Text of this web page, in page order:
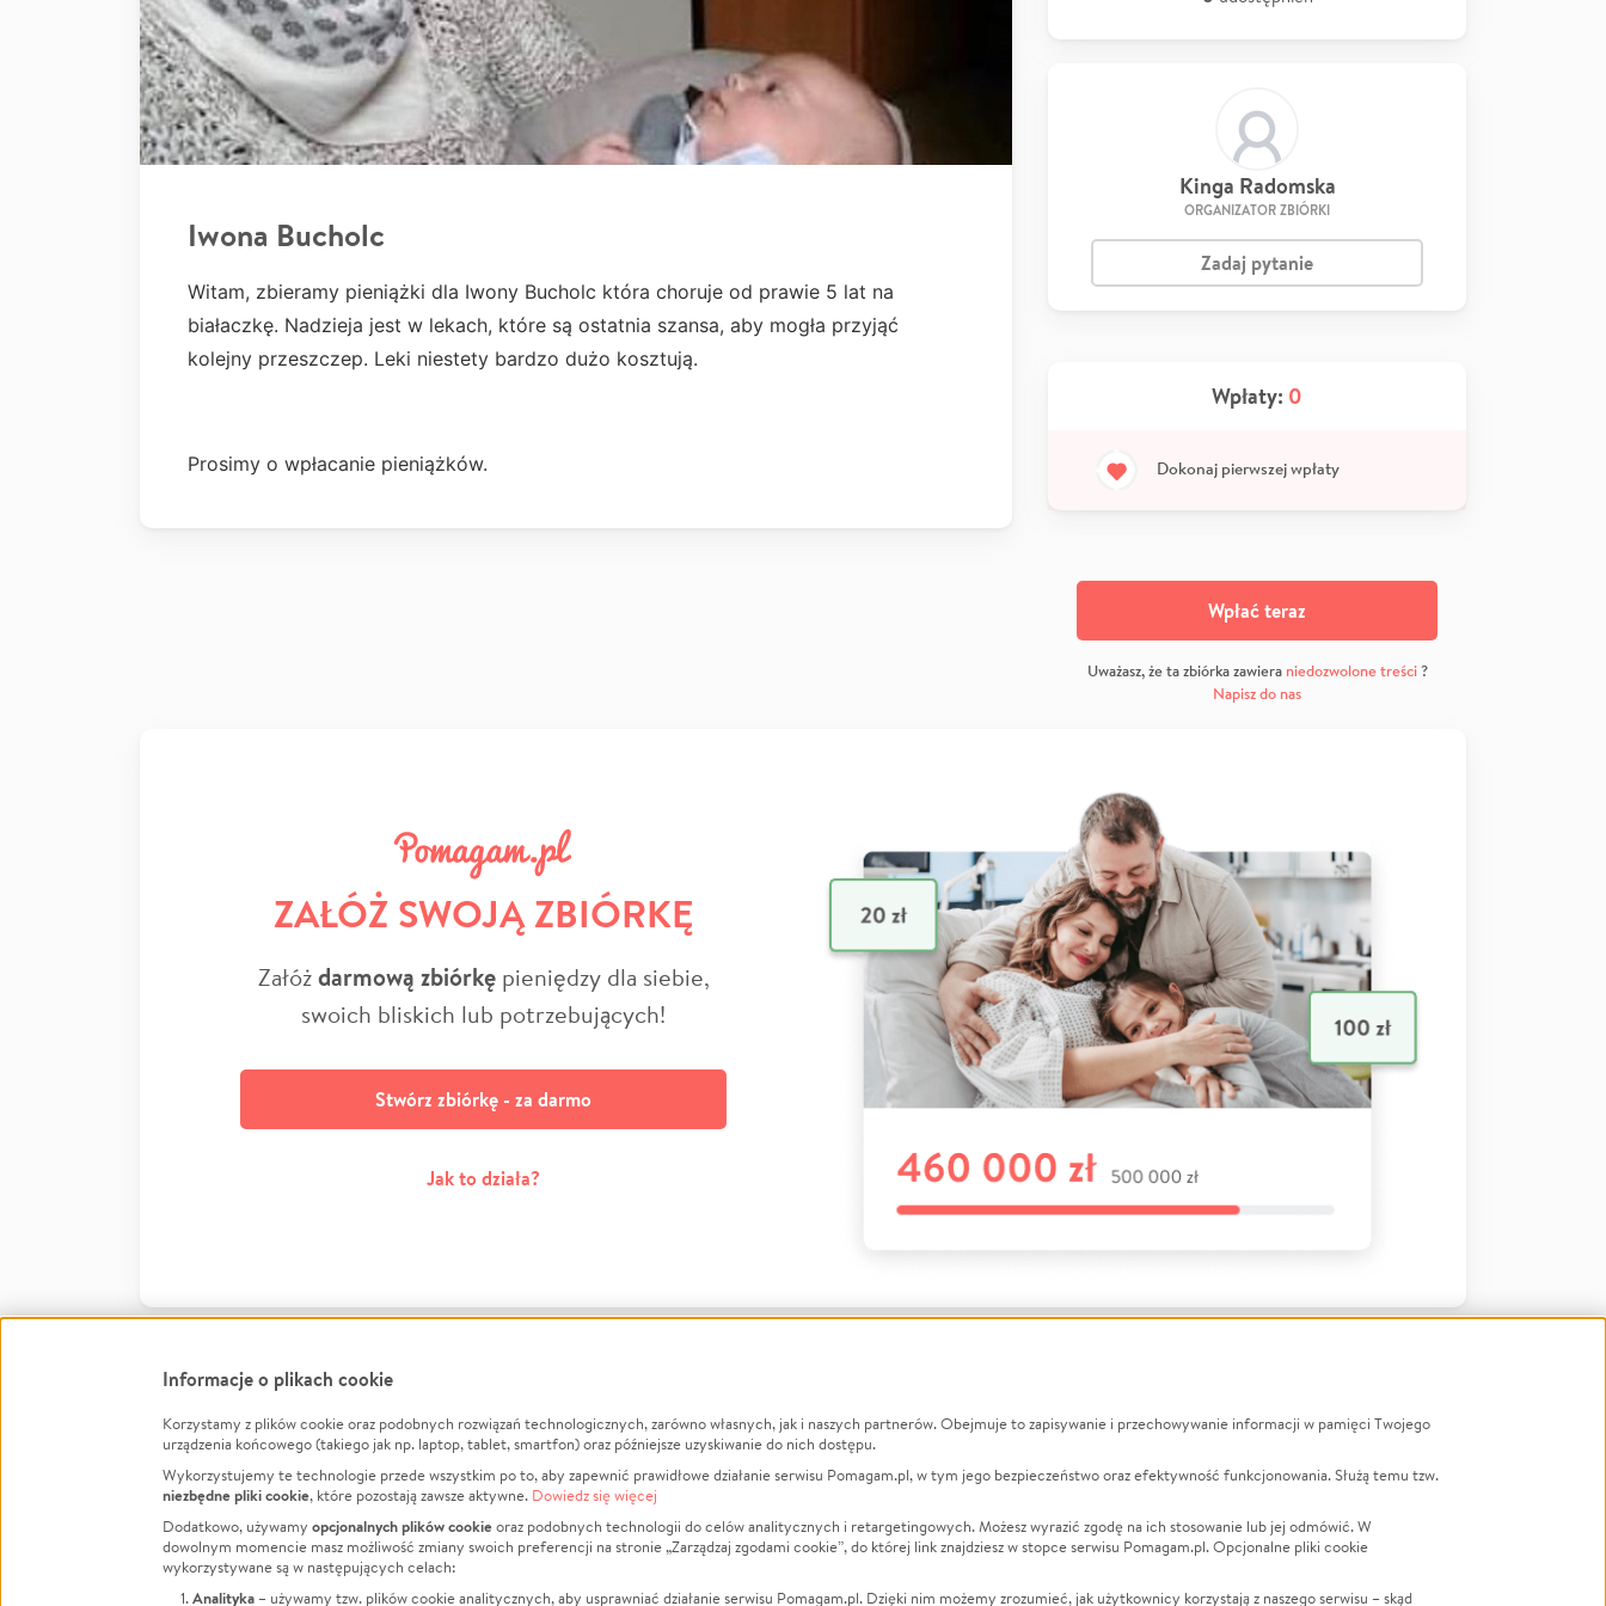
Iwona Bucholc
Witam, zbieramy pieniążki dla Iwony Bucholc która choruje od prawie 5 lat na
białaczkę. Nadzieja jest w lekach, które są ostatnia szansa, aby mogła przyjąć
kolejny przeszczep. Leki niestety bardzo dużo kosztują.
Prosimy o wpłacanie pieniążków.
Kinga Radomska
ORGANIZATOR ZBIÓRKI
Zadaj pytanie
Wpłaty: 0
Dokonaj pierwszej wpłaty
Wpłać teraz
Uważasz, że ta zbiórka zawiera niedozwolone treści?
Napisz do nas
ZAŁÓŻ SWOJĄ ZBIÓRKĘ
Załóżdarmową zbiórkępieniędzy dla siebie,
swoich bliskich lub potrzebujących!
Stwórz zbiórkę - za darmo
Jak to działa?
FacebookTwitter Instagram
LinkedInTikTok Youtube
Informacje
Jak to działa?
Regulamin
Polityka Prywatności
O nas
Opinie
Raporty
Za darmo
Zbieraj na
Leczenie
Zwierzęta
Pożar
LGBTQ+
Powódź
Wichura
Informacje o plikach cookie
Korzystamy z plików cookie oraz podobnych rozwiązań technologicznych, zarówno własnych, jak i naszych partnerów. Obejmuje to zapisywanie i przechowywanie informacji w pamięci Twojego
urządzenia końcowego (takiego jak np. laptop, tablet, smartfon) oraz późniejsze uzyskiwanie do nich dostępu.
Wykorzystujemy te technologie przede wszystkim po to, aby zapewnić prawidłowe działanie serwisu Pomagam.pl, w tym jego bezpieczeństwo oraz efektywność funkcjonowania. Służą temu tzw.
niezbędne pliki cookie, które pozostają zawsze aktywne. Dowiedz się więcej
Dodatkowo, używamy opcjonalnych plików cookieoraz podobnych technologii do celów analitycznych i retargetingowych. Możesz wyrazić zgodę na ich stosowanie lub jej odmówić. W
dowolnym momencie masz możliwość zmiany swoich preferencji na stronie „Zarządzaj zgodami cookie”, do której link znajdziesz w stopce serwisu Pomagam.pl. Opcjonalne pliki cookie
wykorzystywane są w następujących celach:
Analityka – używamy tzw. plików cookie analitycznych, aby usprawniać działanie serwisu Pomagam.pl. Dzięki nim możemy zrozumieć, jak użytkownicy korzystają z naszego serwisu – skąd